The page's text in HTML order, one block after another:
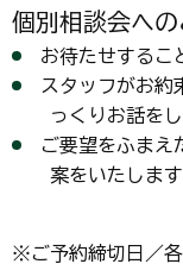
個別相談会へ
お待たせするこ
スタッフがお約
っくりお話を
ご要望をふまえ
案をいたします
※ご予約締切日／